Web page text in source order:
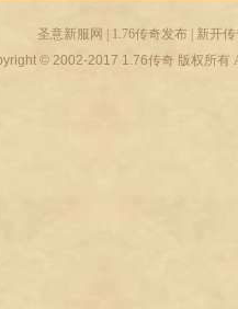
圣意新服网 1.76传奇发布|
新开
© 2002-2017 1.76传奇 版权所有